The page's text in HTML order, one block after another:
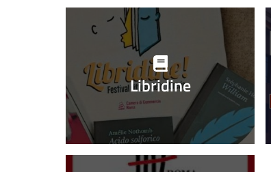
Progetti
in
evidenza
Libridine